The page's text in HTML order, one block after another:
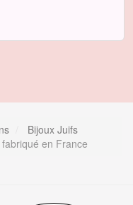
Bijoux Juifs
en France